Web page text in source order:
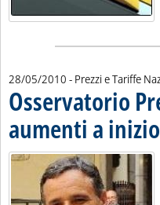
28/05/2010 - Prezzi e Tariffe
Osservatorio
aumenti a